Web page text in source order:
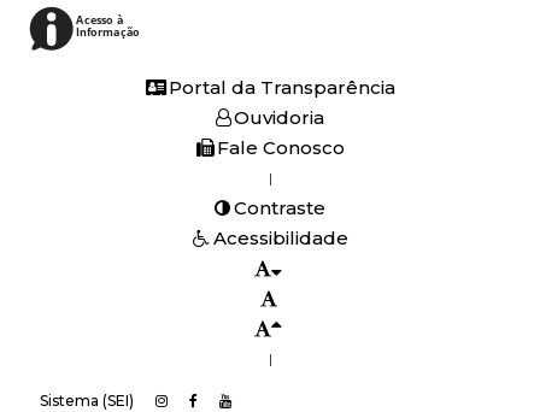
Acesso à
Informação
Portal da Transparência
Ouvidoria
Fale Conosco
|
Contraste
Acessibilidade
|
Sistema (SEI)